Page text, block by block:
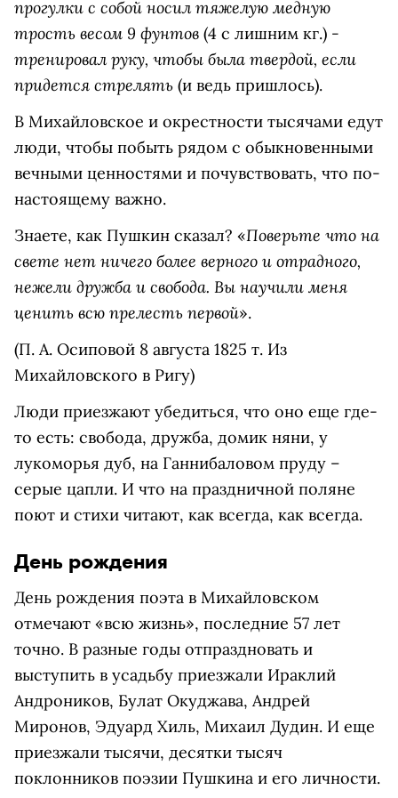
прогулки с собой носил тяжелую медную
трость весом 9 фунтов (4 с лишним кг.) -
тренировал руку, чтобы была твердой, если
придется стрелять (и ведь пришлось).
В Михайловское и окрестности тысячами едут
люди, чтобы побыть рядом с обыкновенными
вечными ценностями и почувствовать, что по-
настоящему важно.
Знаете, как Пушкин сказал? «Поверьте что на
свете нет ничего более верного и отрадного,
нежели дружба и свобода. Вы научили меня
ценить всю прелесть первой».
(П. А. Осиповой 8 августа 1825 т. Из
Михайловского в Ригу)
Люди приезжают убедиться, что оно еще где-
то есть: свобода, дружба, домик няни, у
лукоморья дуб, на Ганнибаловом пруду –
серые цапли. И что на праздничной поляне
поют и стихи читают, как всегда, как всегда.
День рождения
День рождения поэта в Михайловском
отмечают «всю жизнь», последние 57 лет
точно. В разные годы отпраздновать и
выступить в усадьбу приезжали Ираклий
Андроников, Булат Окуджава, Андрей
Миронов, Эдуард Хиль, Михаил Дудин. И еще
приезжали тысячи, десятки тысяч
поклонников поэзии Пушкина и его личности.